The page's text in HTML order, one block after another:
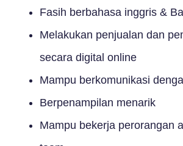
Fasih berbahasa inggris &
Melakukan penjualan dan
secara digital online
Mampu berkomunikasi
Berpenampilan menarik
Mampu bekerja perorangan